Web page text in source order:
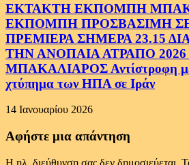
ΕΚΤΑΚΤΗ ΕΚΠΟΜΠΗ
ΕΚΠΟΜΠΗ ΠΡΟΣΒΑΣΙΜΗ
ΠΡΕΜΙΕΡΑ ΣΗΜΕΡΑ 23.15
ΤΗΝ ΑΝΟΠΑΙΑ ΑΤΡΑΠΟ 2026
ΜΠΑΚΑΛΙΑΡΟΣ Αντίστροφη
χτύπημα των ΗΠΑ σε Ιράν
14 Ιανουαρίου 2026
Αφήστε μια απάντηση
Η ηλ. διεύθυνση σας δεν δημοσιεύεται.